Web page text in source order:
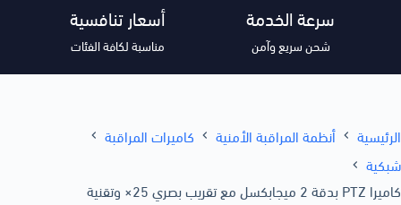
سرعة الخدمة
شحن سريع وآمن
أسعار تنافسية
مناسبة لكافة الفئات
الرئيسية أنظمة المراقبة الأمنية
كاميرات المراقبة
شبكية
كاميرا PTZ بدقة 2 ميجابكسل مع تقريب بصري 25× وتقنية